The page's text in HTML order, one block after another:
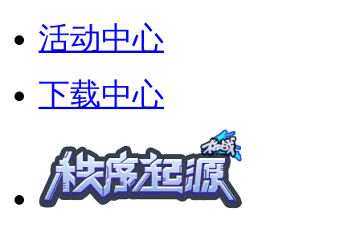
活动中心
下载中心